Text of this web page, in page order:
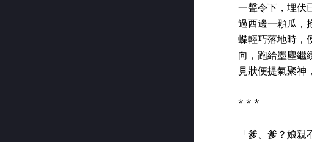
一聲令下，埋伏
過西邊一顆瓜，
蝶輕巧落地時，
向，跑給墨塵繼
見狀便提氣聚神
* * *
「爹、爹？娘親